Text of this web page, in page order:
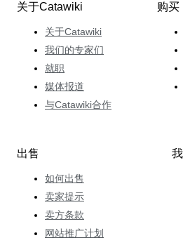
关于Catawiki
关于Catawiki
我们的专家们
就职
媒体报道
与Catawiki合作
购买
出售
如何出售
卖家提示
卖方条款
网站推广计划